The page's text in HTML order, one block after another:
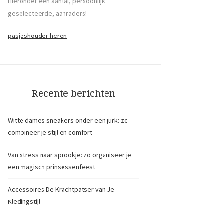
geselecteerde, aanraders!
pasjeshouder heren
Recente berichten
Witte dames sneakers onder een jurk: zo
combineer je stijl en comfort
Van stress naar sprookje: zo organiseer je
een magisch prinsessenfeest
Accessoires De Krachtpatser van Je
Kledingstijl